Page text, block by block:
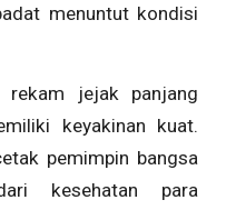
menuntut kondisi
rekam jejak panjang
keyakinan kuat.
pemimpin bangsa
kesehatan para